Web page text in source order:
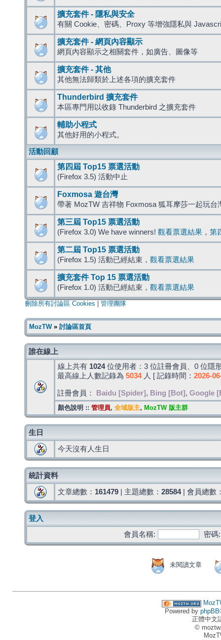
擴充套件 - 隱私與安全
有關 Cookie、密碼、Proxy 等增強隱私與
擴充套件 - 網頁內容顯示
網頁內容顯示之相關套件，如廣告、圖像等
擴充套件 - 其他
其他無法歸類於上述各項的擴充套件
Thunderbird 擴充套件
本區專門用以收錄 Thunderbird 之擴充套件
輔助小程式
其他好用的小程式。
活動回顧
第四屆 Top15 票選活動
(Firefox 3.5) 活動中止
Foxmosa 遊台灣
帶著 MozTW 吉祥物 Foxmosa 狐耳摩莎一起玩台
第三屆 Top15 票選活動
(Firefox 3.0) We have winners! 觀看票選結果 ， 第
第二屆 Top15 票選活動
(Firefox 1.5) 活動已經結束， 觀看票選結果
擴充套件 Top 15 票選活動
(Firefox 1.0) 活動已經結束， 觀看票選結果
刪除所有討論區 Cookies 管理團隊
MozTW» 討論區首頁
誰在線上
線上共有 1024位使用者：3 位註冊會員、0 位隱
最高線上人數記錄為 5034人 [ 記錄時間： 2026-
註冊會員： Baidu [Spider] , Bing [Bot] , Google
顏色說明 :: 管理員, 全域版主, MozTW 版主群
生日
今天沒有人生日
統計資料
文章總數： 161479 | 主題總數： 28584| 會員總數
登入
會員名稱:
密碼:
未閱讀文章
Powered by phpBB
正體中文
©